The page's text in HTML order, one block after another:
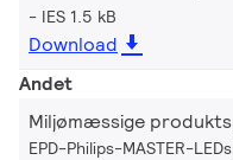
IES 1.5 kB
Download
Andet
Miljømæssige
EPD-Philips-MASTER-